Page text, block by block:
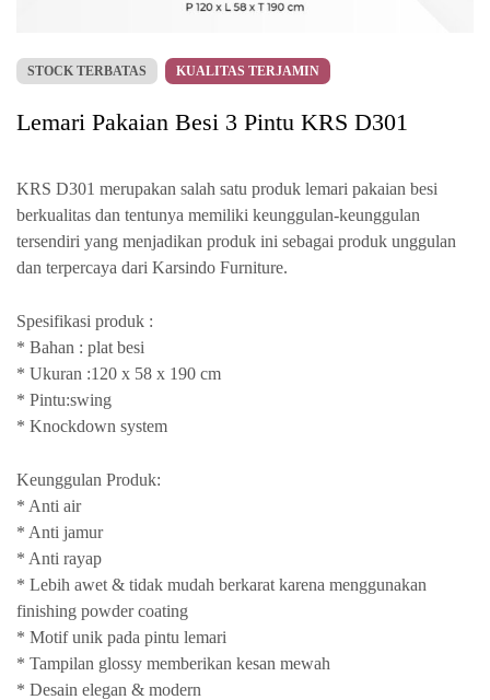
STOCK TERBATAS KUALITAS TERJAMIN
Lemari Pakaian Besi 3 Pintu KRS D301
KRS D301 merupakan salah satu produk lemari pakaian besi
berkualitas dan tentunya memiliki keunggulan-keunggulan
tersendiri yang menjadikan produk ini sebagai produk unggulan
dan terpercaya dari Karsindo Furniture.
Spesifikasi produk :
* Bahan : plat besi
* Ukuran :120 x 58 x 190 cm
* Pintu:swing
* Knockdown system
Keunggulan Produk:
* Anti air
* Anti jamur
* Anti rayap
* Lebih awet & tidak mudah berkarat karena menggunakan
finishing powder coating
* Motif unik pada pintu lemari
* Tampilan glossy memberikan kesan mewah
* Desain elegan & modern